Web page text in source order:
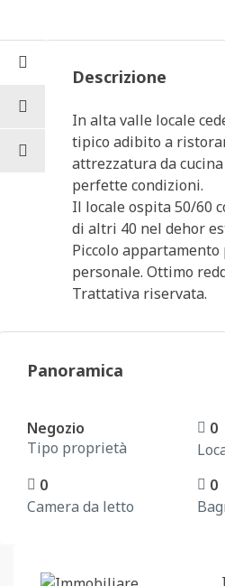
Descrizione
In alta valle locale
tipico adibito a
attrezzatura da
perfette condizioni.
Il locale ospita 50/60
di altri 40 nel dehor
Piccolo
personale. Ottimo
Trattativa riservata.
Panoramica
Negozio
Tipo proprietà
0
0
Camera da letto
0